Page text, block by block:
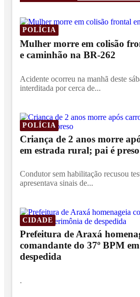
POLÍCIA
Mulher morre em colisão
e caminhão na BR-262
Acidente ocorreu na manhã deste
interditada por cerca de...
POLÍCIA
Criança de 2 anos morre
em estrada rural; pai é preso
Condutor sem habilitação recusou
apresentava sinais de...
CIDADE
Prefeitura de Araxá
comandante do 37º BPM
despedida
.